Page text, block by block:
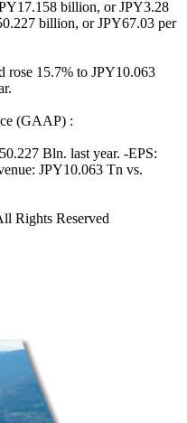
billion, or JPY3.28
billion, or JPY67.03 per
rose 15.7% to JPY10.063
(GAAP) :
Bln. last year. -EPS:
JPY10.063 Tn vs.
Rights Reserved